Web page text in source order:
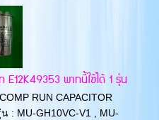
E12K49353 พาทนี้ใช้ได้ 1 รุ่น
RUN CAPACITOR
: MU-GH10VC-V1 , MU-